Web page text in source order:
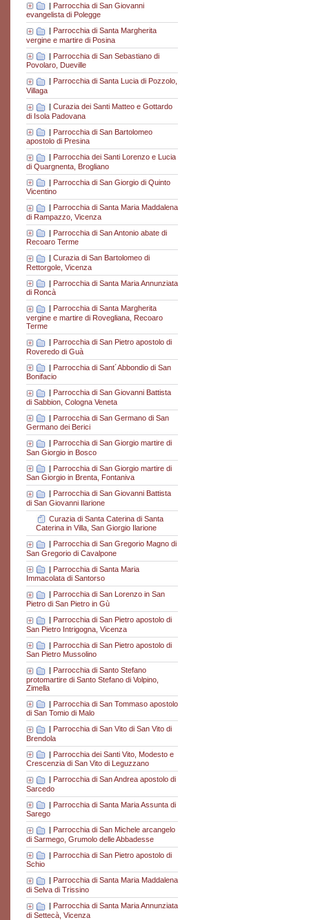
| Parrocchia di San Giovanni
evangelista di Polegge
Parrocchia di Santa Margherita
vergine e martire di Posina
| Parrocchia di San Sebastiano di
Povolaro, Dueville
Parrocchia di Santa Lucia di Pozzolo,
Villaga
| Curazia dei Santi Matteo e Gottardo
di Isola Padovana
| Parrocchia di San Bartolomeo
apostolo di Presina
| Parrocchia dei Santi Lorenzo e Lucia
di Quargnenta, Brogliano
| Parrocchia di San Giorgio di Quinto
Vicentino
Parrocchia di Santa Maria Maddalena
di Rampazzo, Vicenza
| Parrocchia di San Antonio abate di
Recoaro Terme
Curazia di San Bartolomeo di
Rettorgole, Vicenza
| Parrocchia di Santa Maria Annunziata
di Roncà
Parrocchia di Santa Margherita
vergine e martire di Rovegliana, Recoaro
Terme
| Parrocchia di San Pietro apostolo di
Roveredo di Guà
| Parrocchia di Sant´Abbondio di San
Bonifacio
| Parrocchia di San Giovanni Battista
di Sabbion, Cologna Veneta
| Parrocchia di San Germano di San
Germano dei Berici
| Parrocchia di San Giorgio martire di
San Giorgio in Bosco
| Parrocchia di San Giorgio martire di
San Giorgio in Brenta, Fontaniva
Parrocchia di San Giovanni Battista
di San Giovanni Ilarione
Curazia di Santa Caterina di Santa
Caterina in Villa, San Giorgio Ilarione
Parrocchia di San Gregorio Magno di
San Gregorio di Cavalpone
| Parrocchia di Santa Maria
Immacolata di Santorso
Parrocchia di San Lorenzo in San
Pietro di San Pietro in Gù
| Parrocchia di San Pietro apostolo di
San Pietro Intrigogna, Vicenza
| Parrocchia di San Pietro apostolo di
San Pietro Mussolino
| Parrocchia di Santo Stefano
protomartire di Santo Stefano di Volpino,
Zimella
| Parrocchia di San Tommaso apostolo
di San Tomio di Malo
| Parrocchia di San Vito di San Vito di
Brendola
| Parrocchia dei Santi Vito, Modesto e
Crescenzia di San Vito di Leguzzano
Parrocchia di San Andrea apostolo di
Sarcedo
| Parrocchia di Santa Maria Assunta di
Sarego
Parrocchia di San Michele arcangelo
di Sarmego, Grumolo delle Abbadesse
| Parrocchia di San Pietro apostolo di
Schio
Parrocchia di Santa Maria Maddalena
di Selva di Trissino
| Parrocchia di Santa Maria Annunziata
di Settecà, Vicenza